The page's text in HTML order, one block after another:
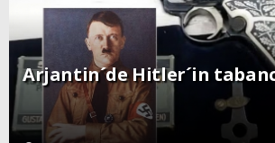
Arjantin´de Hitler´in